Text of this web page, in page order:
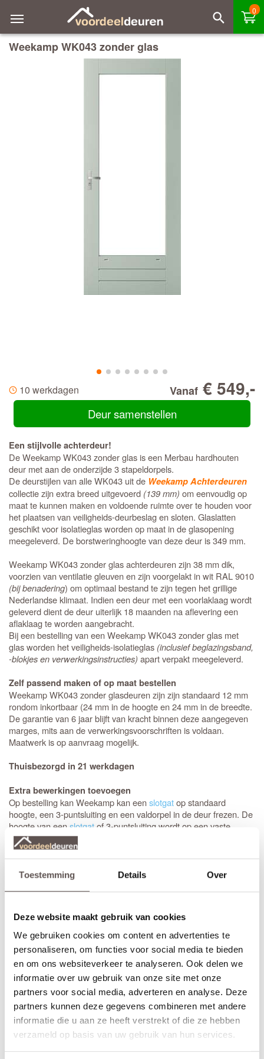
Toestemming Details Over
Deze website maakt gebruik van cookies
We gebruiken cookies om content en advertenties te
personaliseren, om functies voor social media te bieden
en om ons websiteverkeer te analyseren. Ook delen we
informatie over uw gebruik van onze site met onze
partners voor social media, adverteren en analyse. Deze
partners kunnen deze gegevens combineren met andere
informatie die u aan ze heeft verstrekt of die ze hebben
verzameld op basis van uw gebruik van hun services.
0
Weekamp WK043 zonder glas
10 werkdagen Vanaf € 549,-
Deur samenstellen
Een stijlvolle achterdeur!
De Weekamp WK043 zonder glas is een Merbau hardhouten
deur met aan de onderzijde 3 stapeldorpels.
De deurstijlen van alle WK043 uit de Weekamp Achterdeuren
collectie zijn extra breed uitgevoerd (139 mm) om eenvoudig op
maat te kunnen maken en voldoende ruimte over te houden voor
het plaatsen van veiligheids-deurbeslag en sloten. Glaslatten
geschikt voor isolatieglas worden op maat in de glasopening
meegeleverd. De borstweringhoogte van deze deur is 349 mm.
Weekamp WK043 zonder glas achterdeuren zijn 38 mm dik,
voorzien van ventilatie gleuven en zijn voorgelakt in wit RAL 9010
(bij benadering) om optimaal bestand te zijn tegen het grillige
Nederlandse klimaat. Indien een deur met een voorlaklaag wordt
geleverd dient de deur uiterlijk 18 maanden na aflevering een
aflaklaag te worden aangebracht.
Bij een bestelling van een Weekamp WK043 zonder glas met
glas worden het veiligheids-isolatieglas (inclusief beglazingsband,
-blokjes en verwerkingsinstructies) apart verpakt meegeleverd.
Zelf passend maken of op maat bestellen
Weekamp WK043 zonder glasdeuren zijn zijn standaard 12 mm
rondom inkortbaar (24 mm in de hoogte en 24 mm in de breedte.
De garantie van 6 jaar blijft van kracht binnen deze aangegeven
marges, mits aan de verwerkingsvoorschriften is voldaan.
Maatwerk is op aanvraag mogelijk.
Thuisbezorgd in 21 werkdagen
Extra bewerkingen toevoegen
Op bestelling kan Weekamp kan eenslotgatop standaard
hoogte, een 3-puntsluiting en een valdorpel in de deur frezen. De
hoogte van eenslotgatof 3-puntsluiting wordt op een vaste
standaard hoogte aangebracht. De
hoogte van 105 cm gemeten vanaf de onderzijde van de deur. Let
op! Dedraairichtingvan de deur is van belang. Maak je keuze uit
het overzicht.
deurknopwordt gemonteerd en aan de binnenzijde een
deurkruk. Sleutelbediende sloten worden meestal geplaatst op
voordeur
. De infrezing in de deur wordt beschermd met
grondverf en de 3-puntsluiting gemonteerd.
* Krukbediende 3-puntsluiting(achterdeur)
Geschikt voor buitendeuren waarbij aan de buitenzijde en
binnenzijde eendeurkruk wordt gemonteerd. Krukbediende
sloten worden meestal geplaatst op een
achterdeur
of
balkondeur. De infrezing in de deur wordt beschermd met
grondverf en de 3-puntsluiting gemonteerd.